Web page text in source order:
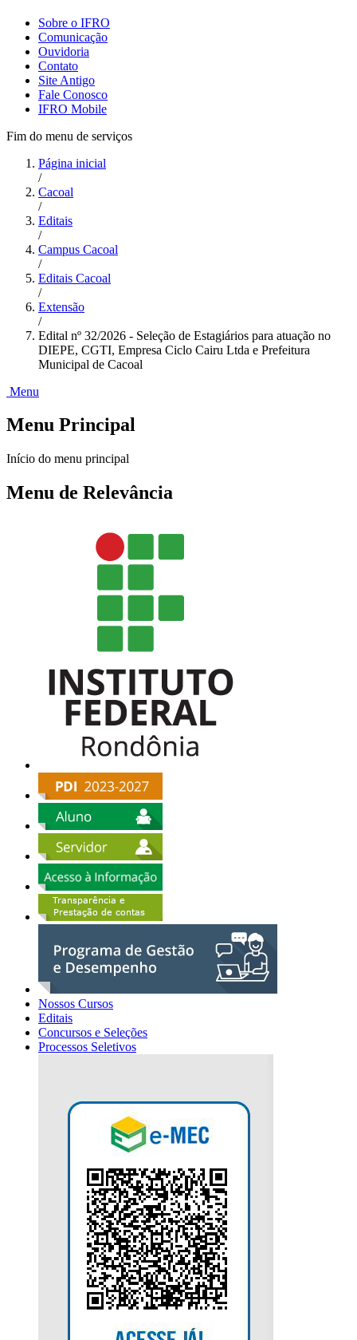
Sobre o IFRO
Comunicação
Ouvidoria
Contato
Site Antigo
Fale Conosco
IFRO Mobile
Fim do menu de serviços
Página inicial
/
Cacoal
/
Editais
/
Campus Cacoal
/
Editais Cacoal
/
Extensão
/
Edital nº 32/2026 - Seleção de Estagiários para atuação no
DIEPE, CGTI, Empresa Ciclo Cairu Ltda e Prefeitura
Municipal de Cacoal
Menu
Menu Principal
Início do menu principal
Menu de Relevância
Nossos Cursos
Editais
Concursos e Seleções
Processos Seletivos